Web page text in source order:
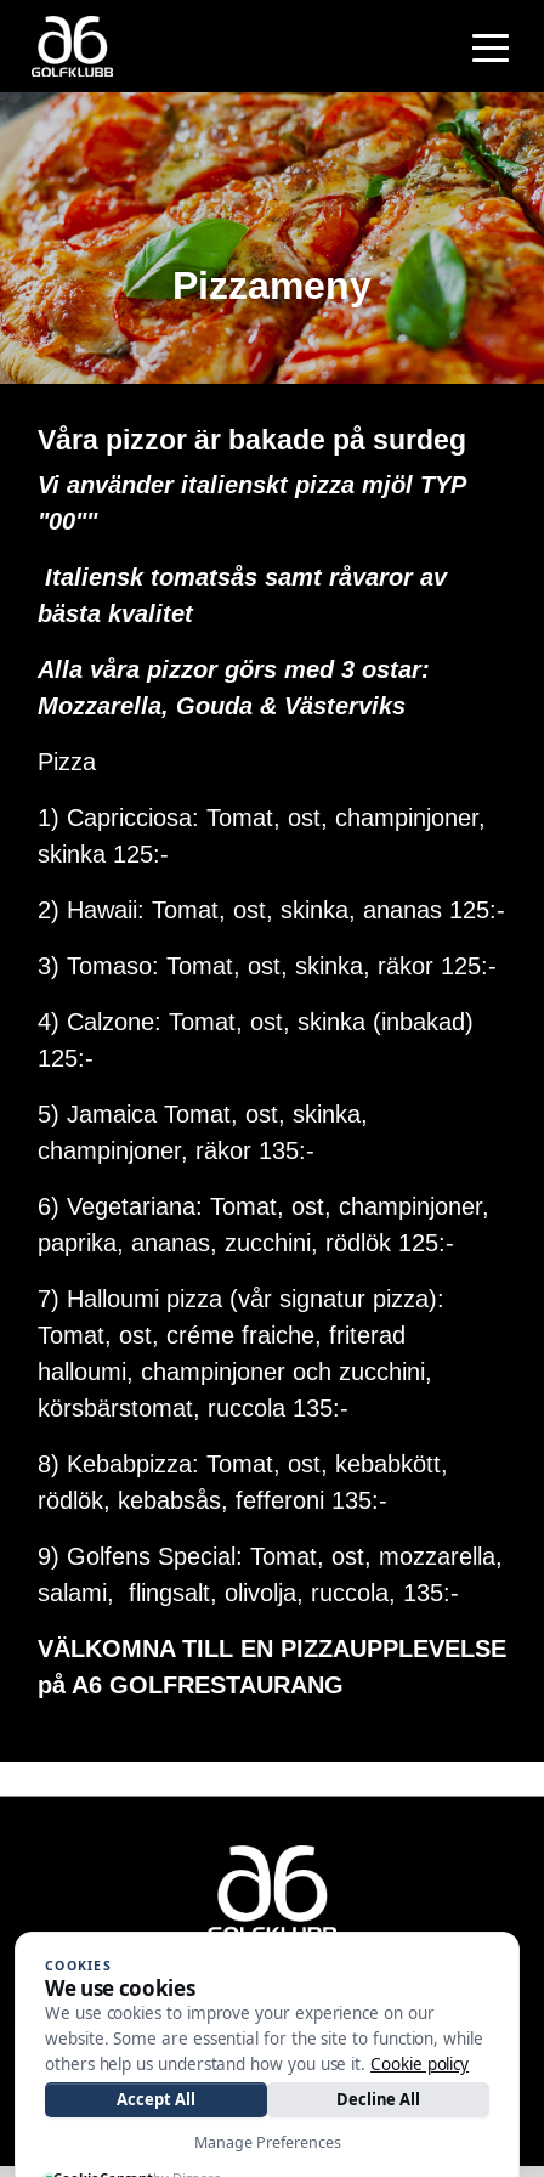
Pizzameny
Våra pizzor är bakade på surdeg
Vi använder italienskt pizza mjöl TYP
"00""
Italiensk tomatsås samt råvaror av
bästa kvalitet
Alla våra pizzor görs med 3 ostar:
Mozzarella, Gouda & Västerviks
Pizza
1) Capricciosa: Tomat, ost, champinjoner,
skinka 125:-
2) Hawaii: Tomat, ost, skinka, ananas 125:-
3) Tomaso: Tomat, ost, skinka, räkor 125:-
4) Calzone: Tomat, ost, skinka (inbakad)
125:-
5) Jamaica Tomat, ost, skinka,
champinjoner, räkor 135:-
6) Vegetariana: Tomat, ost, champinjoner,
paprika, ananas, zucchini, rödlök 125:-
7) Halloumi pizza (vår signatur pizza):
Tomat, ost, créme fraiche, friterad
halloumi, champinjoner och zucchini,
körsbärstomat, ruccola 135:-
8) Kebabpizza: Tomat, ost, kebabkött,
rödlök, kebabsås, fefferoni 135:-
9) Golfens Special: Tomat, ost, mozzarella,
salami, flingsalt, olivolja, ruccola, 135:-
VÄLKOMNA TILL EN PIZZAUPPLEVELSE
på A6 GOLFRESTAURANG
A6 Golfklubb | Centralvägen 37 |
553 05 JÖNKÖPING | 036-30 81 30
|info@a6gk.se
COOKIES
We use cookies
We use cookies to improve your experience on our
website. Some are essential for the site to function, while
others help us understand how you use it. Cookie policy
Accept All
Decline All
Manage Preferences